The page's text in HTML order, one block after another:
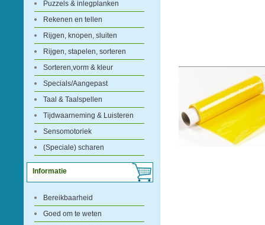
Puzzels & inlegplanken
Rekenen en tellen
Rijgen, knopen, sluiten
Rijgen, stapelen, sorteren
Sorteren,vorm & kleur
Specials/Aangepast
Taal & Taalspellen
Tijdwaarneming & Luisteren
Sensomotoriek
(Speciale) scharen
Informatie
Bereikbaarheid
Goed om te weten